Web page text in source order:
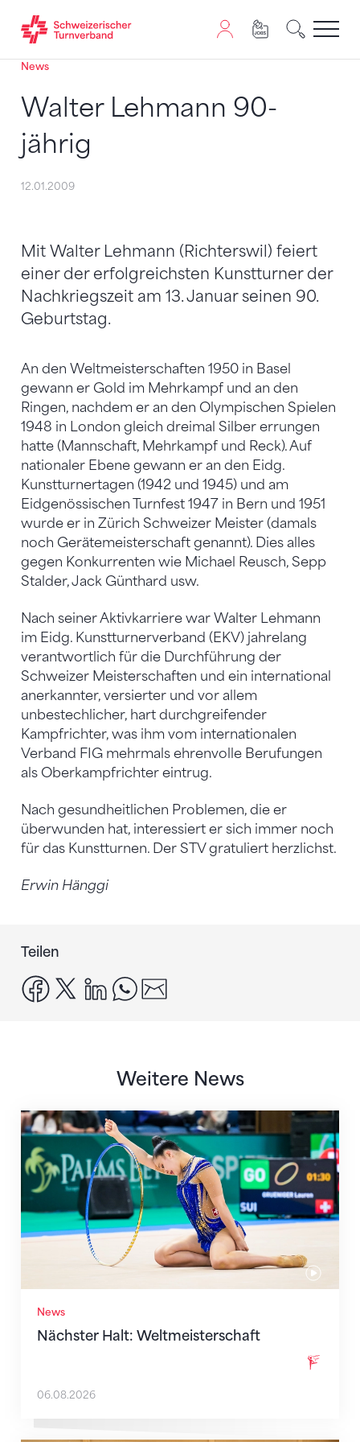
Zum Inhalt springen
Zur Sitemap navigieren
Zum Navigieren dieser Seite wird JavaScript benötigt.
News
Walter Lehmann 90-
jährig
12.01.2009
Mit Walter Lehmann (Richterswil) feiert
einer der erfolgreichsten Kunstturner der
Nachkriegszeit am 13. Januar seinen 90.
Geburtstag.
An den Weltmeisterschaften 1950 in Basel
gewann er Gold im Mehrkampf und an den
Ringen, nachdem er an den Olympischen Spielen
1948 in London gleich dreimal Silber errungen
hatte (Mannschaft, Mehrkampf und Reck). Auf
nationaler Ebene gewann er an den Eidg.
Kunstturnertagen (1942 und 1945) und am
Eidgenössischen Turnfest 1947 in Bern und 1951
wurde er in Zürich Schweizer Meister (damals
noch Gerätemeisterschaft genannt). Dies alles
gegen Konkurrenten wie Michael Reusch, Sepp
Stalder, Jack Günthard usw.
Nach seiner Aktivkarriere war Walter Lehmann
im Eidg. Kunstturnerverband (EKV) jahrelang
verantwortlich für die Durchführung der
Schweizer Meisterschaften und ein international
anerkannter, versierter und vor allem
unbestechlicher, hart durchgreifender
Kampfrichter, was ihm vom internationalen
Verband FIG mehrmals ehrenvolle Berufungen
als Oberkampfrichter eintrug.
Nach gesundheitlichen Problemen, die er
überwunden hat, interessiert er sich immer noch
für das Kunstturnen. Der STV gratuliert herzlichst.
Erwin Hänggi
Teilen
facebook
x linkedinwhatsapp
Weitere News
News
Nächster Halt: Weltmeisterschaft
Nächster Halt: Weltmeisterschaft
06.08.2026